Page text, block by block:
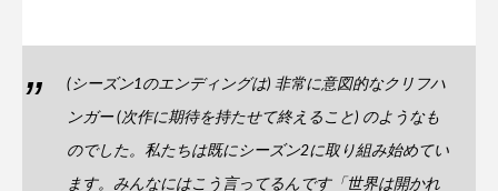
(シーズン1のエンディングは) 非常に意図的なクリフハ
ンガー (次作に期待を持たせて終えること) のようなも
のでした。私たちは既にシーズン2に取り組み始めてい
ます。みんなにはこう言ってるんです「世界は開かれ